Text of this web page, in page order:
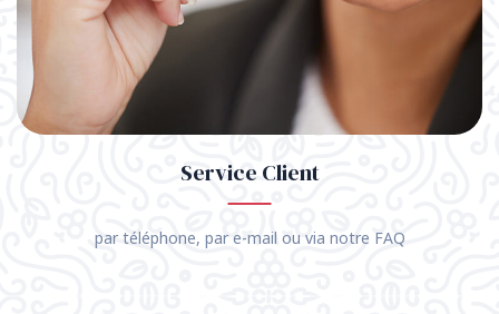
Service Client
par téléphone, par e-mail ou via notre FAQ